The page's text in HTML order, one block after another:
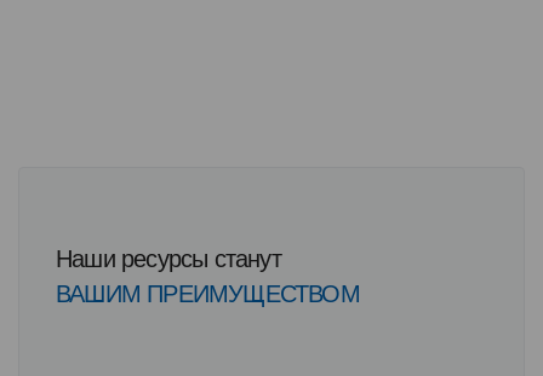
Наши ресурсы станут
ВАШИМ ПРЕИМУЩЕСТВОМ